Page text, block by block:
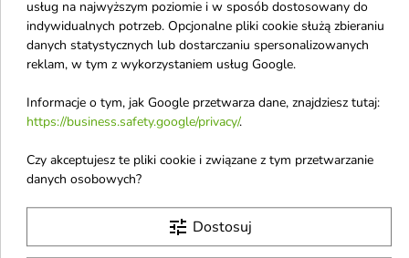
Guerlain Woda
perfumowana dla
Bouquet 100 ml
Guerlain Woda perfumowana
Bouquet 100 ml
94,60 €
Guerlain Woda
perfumowana dla
Noire 50 ml
Guerlain Woda perfumowana
74,60 €
favorite_border
usług na najwyższym poziomie i w sposób dostosowany do
indywidualnych potrzeb. Opcjonalne pliki cookie służą zbieraniu
danych statystycznych lub dostarczaniu spersonalizowanych
reklam, w tym z wykorzystaniem usług Google.
Informacje o tym, jak Google przetwarza dane, znajdziesz tutaj:
https://business.safety.google/privacy/.
Czy akceptujesz te pliki cookie i związane z tym przetwarzanie
danych osobowych?
tune Dostosuj